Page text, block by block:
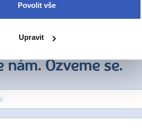
Povolit vše
Upravit
nám. Ozveme se.